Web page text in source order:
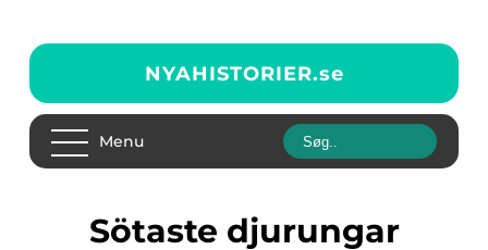
NYAHISTORIER.se
Menu
sötaste djurungar